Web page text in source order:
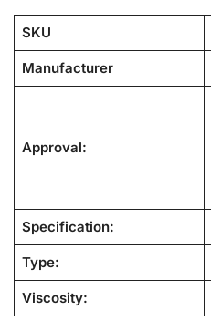
SKU
Manufacturer
Approval:
Specification:
Type:
Viscosity: